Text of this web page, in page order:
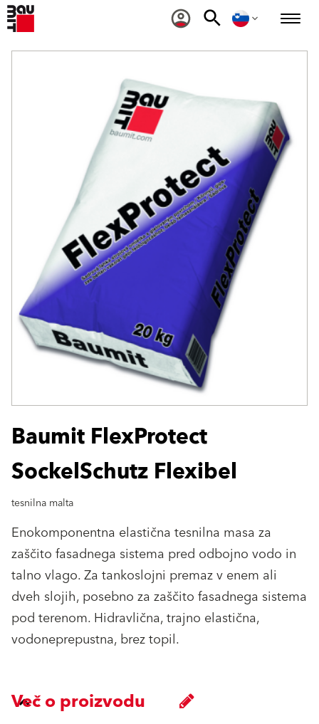
Baumit FlexProtect
SockelSchutz Flexibel
tesnilna malta
Enokomponentna elastična tesnilna masa za
zaščito fasadnega sistema pred odbojno vodo in
talno vlago. Za tankoslojni premaz v enem ali
dveh slojih, posebno za zaščito fasadnega sistema
pod terenom. Hidravlična, trajno elastična,
vodoneprepustna, brez topil.
Več o proizvodu